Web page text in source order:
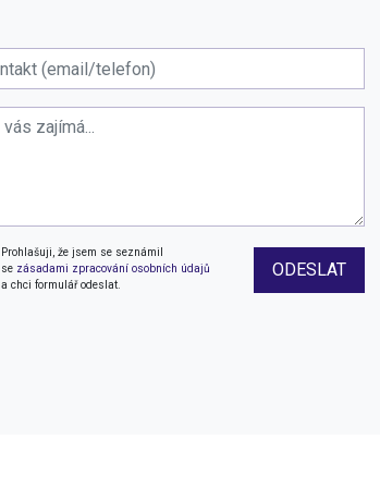
Prohlašuji, že jsem se seznámil
se zásadami zpracování osobních údajů
a chci formulář odeslat.
ODESLAT